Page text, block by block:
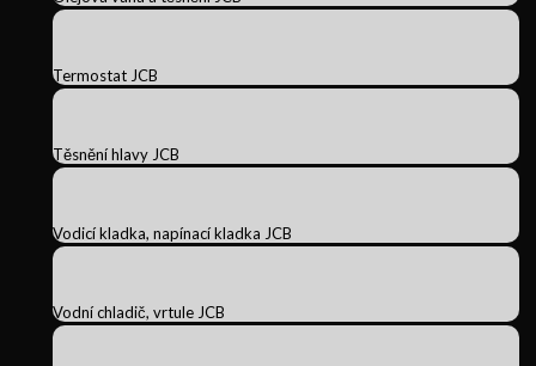
Termostat JCB
Těsnění hlavy JCB
Vodicí kladka, napínací kladka JCB
Vodní chladič, vrtule JCB